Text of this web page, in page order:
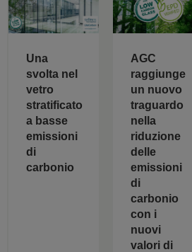
Una
svolta nel
vetro
stratificato
a basse
emissioni
di
carbonio
AGC
raggiunge
un nuovo
traguardo
nella
riduzione
delle
emissioni
di
carbonio
con i
nuovi
valori di